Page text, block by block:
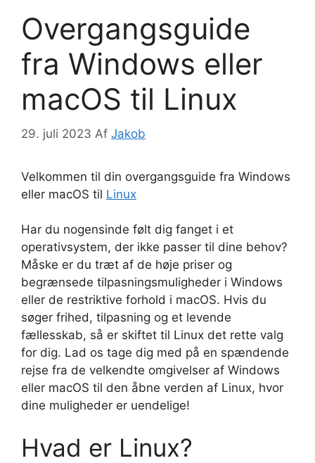
Overgangsguide
fra Windows eller
macOS til Linux
29. juli 2023 Af Jakob
Velkommen til din overgangsguide fra Windows
eller macOS til Linux
Har du nogensinde følt dig fanget i et
operativsystem, der ikke passer til dine behov?
Måske er du træt af de høje priser og
begrænsede tilpasningsmuligheder i Windows
eller de restriktive forhold i macOS. Hvis du
søger frihed, tilpasning og et levende
fællesskab, så er skiftet til Linux det rette valg
for dig. Lad os tage dig med på en spændende
rejse fra de velkendte omgivelser af Windows
eller macOS til den åbne verden af Linux, hvor
dine muligheder er uendelige!
Hvad er Linux?